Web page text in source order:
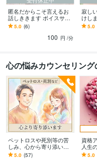
匿名だからこそ言えるお
話しききます ボイスサン
プルあり/ストレス発散に
おすすめ♪
5.0 (6)
100 円 /分
寂し
けし
密な
り
5.0
心の悩みカウンセリン
ペットロスや死別等の苦
しみ、心から寄り添いま
す 止まった時計の針、無
5.0 (57)
資格
人生
鬱・5.0